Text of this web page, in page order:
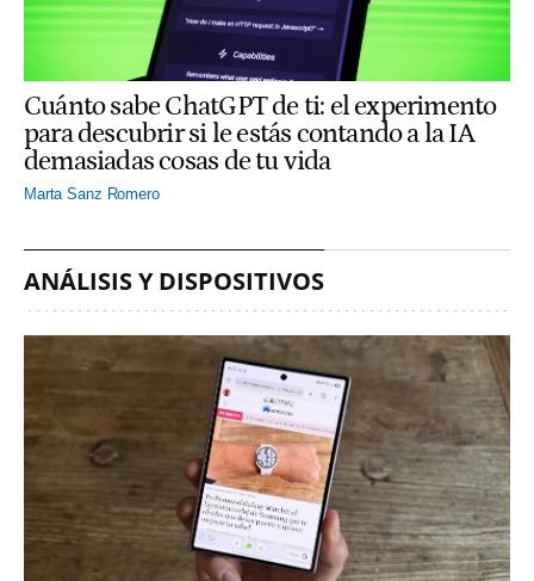
Cuánto sabe ChatGPT de ti: el experimento
para descubrir si le estás contando a la IA
demasiadas cosas de tu vida
Marta Sanz Romero
ANÁLISIS Y DISPOSITIVOS